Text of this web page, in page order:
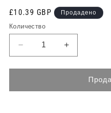
Редовна
цена
£10.39 GBP Продадено
Количество
Намаляване
на
количеството
Skinman
Увеличете
за
Skinman
Soft